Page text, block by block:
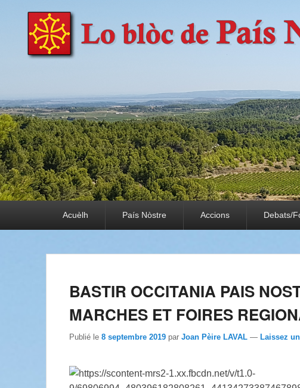
País Nòstre
Paratge e Convivència
Acuèlh País Nòstre Accions Debats/
BASTIR OCCITANIA PAIS
MARCHES ET FOIRES
Publié le 8 septembre 2019 par Joan Pèire LAVAL — Laissez